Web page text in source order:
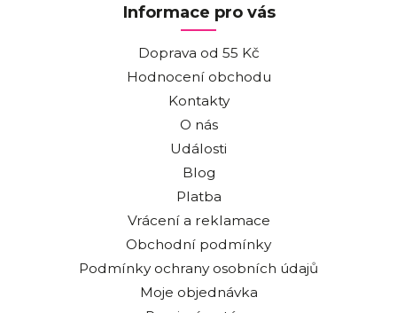
Informace pro vás
Doprava od 55 Kč
Hodnocení obchodu
Kontakty
O nás
Události
Blog
Platba
Vrácení a reklamace
Obchodní podmínky
Podmínky ochrany osobních údajů
Moje objednávka